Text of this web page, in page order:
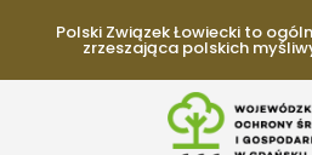
Polski Związek Łowiecki to
zrzeszająca polskich